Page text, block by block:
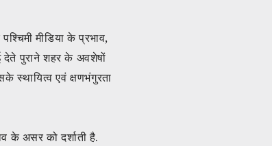
मीडिया के प्रभाव,
देते पुराने शहर के अवशेषों
एवं क्षणभंगुरता
के असर को दर्शाती है.